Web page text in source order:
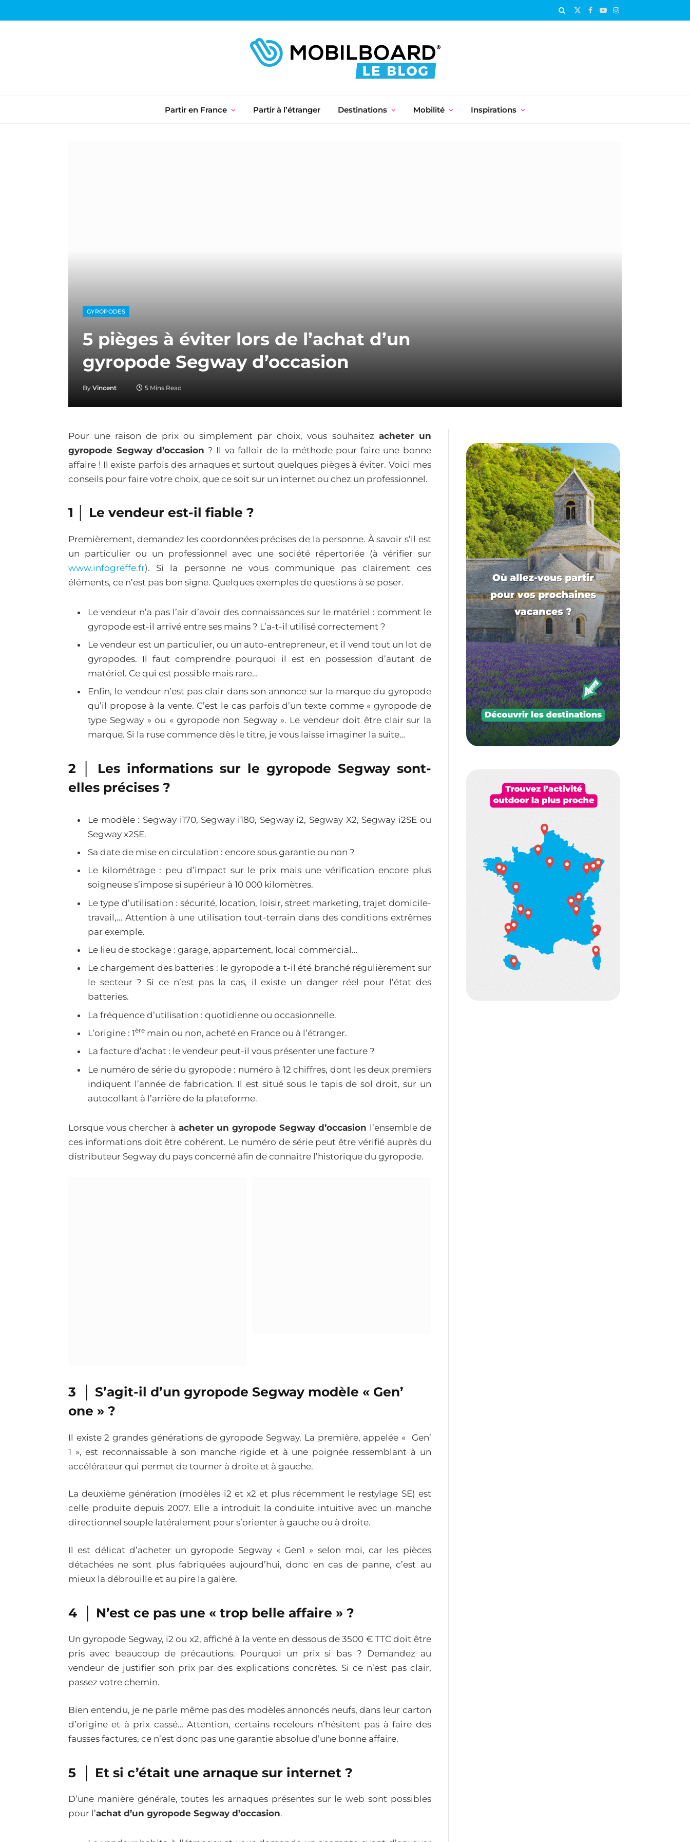
X
Facebook
YouTubeInstagram
Partir en France Partir à l’étranger Destinations Mobilité Inspirations
GYROPODES
5 pièges à éviter lors de l’achat d’un
gyropode Segway d’occasion
By Vincent 5 Mins Read
Pour une raison de prix ou simplement par choix, vous souhaitez acheter un
gyropode Segway d’occasion ? Il va falloir de la méthode pour faire une bonne
affaire ! Il existe parfois des arnaques et surtout quelques pièges à éviter. Voici mes
conseils pour faire votre choix, que ce soit sur un internet ou chez un professionnel.
1 │ Le vendeur est-il fiable ?
Premièrement, demandez les coordonnées précises de la personne. À savoir s’il est
un particulier ou un professionnel avec une société répertoriée (à vérifier sur
www.infogreffe.fr). Si la personne ne vous communique pas clairement ces
éléments, ce n’est pas bon signe. Quelques exemples de questions à se poser.
Le vendeur n’a pas l’air d’avoir des connaissances sur le matériel : comment le
gyropode est-il arrivé entre ses mains ? L’a-t-il utilisé correctement ?
Le vendeur est un particulier, ou un auto-entrepreneur, et il vend tout un lot de
gyropodes. Il faut comprendre pourquoi il est en possession d’autant de
matériel. Ce qui est possible mais rare…
Enfin, le vendeur n’est pas clair dans son annonce sur la marque du gyropode
qu’il propose à la vente. C’est le cas parfois d’un texte comme « gyropode de
type Segway » ou « gyropode non Segway ». Le vendeur doit être clair sur la
marque. Si la ruse commence dès le titre, je vous laisse imaginer la suite…
2 │ Les informations sur le gyropode Segway sont-
elles précises ?
Le modèle : Segway i170, Segway i180, Segway i2, Segway X2, Segway i2SE ou
Segway x2SE.
Sa date de mise en circulation : encore sous garantie ou non ?
Le kilométrage : peu d’impact sur le prix mais une vérification encore plus
soigneuse s’impose si supérieur à 10 000 kilomètres.
Le type d’utilisation : sécurité, location, loisir, street marketing, trajet domicile-
travail,… Attention à une utilisation tout-terrain dans des conditions extrêmes
par exemple.
Le lieu de stockage : garage, appartement, local commercial…
Le chargement des batteries : le gyropode a t-il été branché régulièrement sur
le secteur ? Si ce n’est pas la cas, il existe un danger réel pour l’état des
batteries.
La fréquence d’utilisation : quotidienne ou occasionnelle.
L’origine : 1ère main ou non, acheté en France ou à l’étranger.
La facture d’achat : le vendeur peut-il vous présenter une facture ?
Le numéro de série du gyropode : numéro à 12 chiffres, dont les deux premiers
indiquent l’année de fabrication. Il est situé sous le tapis de sol droit, sur un
autocollant à l’arrière de la plateforme.
Lorsque vous chercher à acheter un gyropode Segway d’occasion l’ensemble de
ces informations doit être cohérent. Le numéro de série peut être vérifié auprès du
distributeur Segway du pays concerné afin de connaître l’historique du gyropode.
3 │ S’agit-il d’un gyropode Segway modèle « Gen’
one » ?
Il existe 2 grandes générations de gyropode Segway. La première, appelée « Gen’
1 », est reconnaissable à son manche rigide et à une poignée ressemblant à un
accélérateur qui permet de tourner à droite et à gauche.
La deuxième génération (modèles i2 et x2 et plus récemment le restylage SE) est
celle produite depuis 2007. Elle a introduit la conduite intuitive avec un manche
directionnel souple latéralement pour s’orienter à gauche ou à droite.
Il est délicat d’acheter un gyropode Segway « Gen1 » selon moi, car les pièces
détachées ne sont plus fabriquées aujourd’hui, donc en cas de panne, c’est au
mieux la débrouille et au pire la galère.
4 │ N’est ce pas une « trop belle affaire » ?
Un gyropode Segway, i2 ou x2, affiché à la vente en dessous de 3500 € TTC doit être
pris avec beaucoup de précautions. Pourquoi un prix si bas ? Demandez au
vendeur de justifier son prix par des explications concrètes. Si ce n’est pas clair,
passez votre chemin.
Bien entendu, je ne parle même pas des modèles annoncés neufs, dans leur carton
d’origine et à prix cassé… Attention, certains receleurs n’hésitent pas à faire des
fausses factures, ce n’est donc pas une garantie absolue d’une bonne affaire.
5 │ Et si c’était une arnaque sur internet ?
D’une manière générale, toutes les arnaques présentes sur le web sont possibles
pour l’achat d’un gyropode Segway d’occasion.